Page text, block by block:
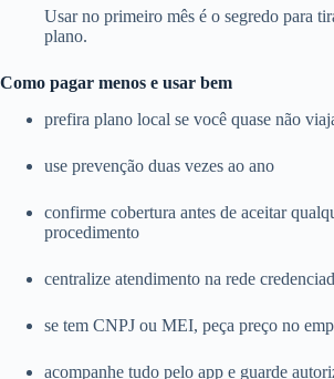
Usar no primeiro mês é o segredo para
plano.
Como pagar menos e usar bem
prefira plano local se você quase não
use prevenção duas vezes ao ano
confirme cobertura antes de aceitar
procedimento
centralize atendimento na rede
se tem CNPJ ou MEI, peça preço no
acompanhe tudo pelo app e guarde